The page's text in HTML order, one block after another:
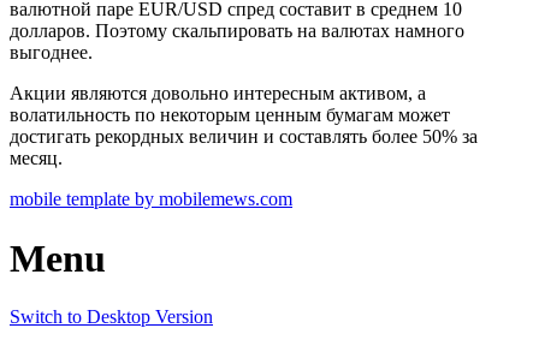
валютной паре EUR/USD спред составит в среднем 10
долларов. Поэтому скальпировать на валютах намного
выгоднее.
Акции являются довольно интересным активом, а
волатильность по некоторым ценным бумагам может
достигать рекордных величин и составлять более 50% за
месяц.
mobile template by mobilemews.com
Menu
Switch to Desktop Version